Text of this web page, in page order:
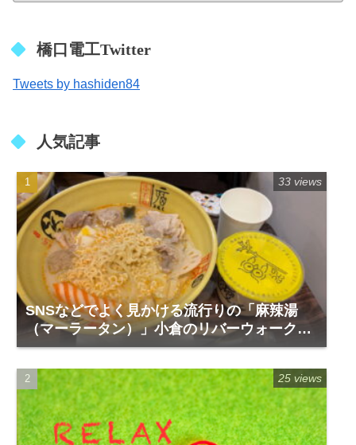
橋口電工Twitter
Tweets by hashiden84
人気記事
SNSなどでよく見かける流行りの「麻辣湯
（マーラータン）」小倉のリバーウォーク1
階「福恩麻辣湯」
33 views
25 views